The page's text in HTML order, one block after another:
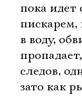
пока идет
пискарем,
в воду,
следов,
зато как